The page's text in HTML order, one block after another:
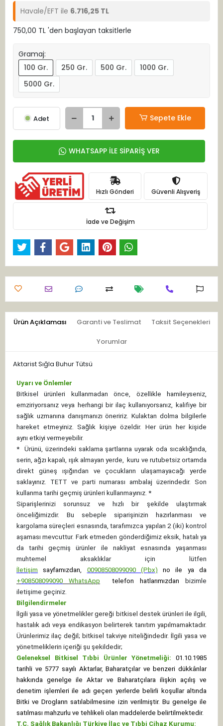
Havale/EFT ile 6.716,25 TL
750,00 TL 'den başlayan taksitlerle
Gramaj:
100 Gr.
250 Gr. 500 Gr.
1000 Gr.
5000 Gr.
Adet Sepete Ekle
WHATSAPP İLE SİPARİŞ VER
Hızlı Gönderi Güvenli Alışveriş
İade ve Değişim
Ürün Açıklaması Garanti ve Teslimat Taksit Seçenekleri
Yorumlar
Aktarist Sığla Buhur Tütsü
Uyarı ve Önlemler
Bitkisel ürünleri kullanmadan önce, özellikle hamileyseniz,
emziriyorsanız veya herhangi bir ilaç kullanıyorsanız, kalifiye bir
sağlık uzmanına danışmanızı öneririz. Kulaktan dolma bilgilerle
hareket etmeyiniz. Sağlık kişiye özeldir. Her ürün her kişide
aynı etkiyi vermeyebilir.
*
Ürünü, üzerindeki saklama şartlarına uyarak oda sıcaklığında,
serin, ağzı kapalı, ışık almayan yerde, kuru ve rutubetsiz ortamda
direkt güneş ışığından ve çocukların ulaşamayacağı yerde
saklayınız. TETT ve parti numarası ambalaj üzerindedir. Son
kullanma tarihi geçmiş ürünleri kullanmayınız. *
Siparişlerinizi sorunsuz ve hızlı bir şekilde ulaştırmak
önceliğimizdir. Bu sebeple siparişinizin hazırlanması ve
kargolama süreçleri esnasında, tarafımızca yapılan 2 (iki) kontrol
aşaması mevcuttur. Fark etmeden gönderdiğimiz eksik, hatalı ya
da tarihi geçmiş ürünler ile nakliyat esnasında yaşanması
muhtemel aksaklıklar için lütfen
İletişim
sayfamızdan, 00908508099090 (Pbx) no ile ya da
+908508099090 WhatsApp telefon hatlarımızdan bizimle
iletişime geçiniz.
Bilgilendirmeler
İlgili yasa ve yönetmelikler gereği bitkisel destek ürünleri ile ilgili,
hastalık adı veya endikasyon belirterek tanıtım yapılmamaktadır.
Ürünlerimiz ilaç değil; bitkisel takviye niteliğindedir. İlgili yasa ve
yönetmeliklerin içeriği şu şekildedir;
Geleneksel Bitkisel Tıbbi Ürünler Yönetmeliği: 01.10.1985
tarihli ve 5777 sayılı Aktarlar, Baharatçılar ve benzeri dükkânlar
hakkında genelge ile Aktar ve Baharatçılara ilişkin açılış ve
denetim işlemleri ile adı geçen yerlerde belirli koşullar altında
Bitki ve Drogların satılabilmesine izin verilmiştir. Bu genelge ile
satılması mahzurlu ve tehlikeli olan maddelerde belirtilmektedir.
T.C. Sağlık Bakanlığı Türkiye İlaç ve Tıbbi Cihaz Kurumu: